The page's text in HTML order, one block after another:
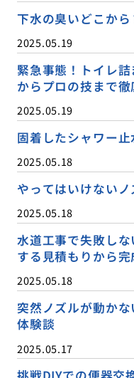
下水の臭いどこか
2025.05.19
緊急事態！トイレ
からプロの技まで
2025.05.19
固着したシャワー
2025.05.18
やってはいけない
2025.05.18
水道工事で失敗し
する見積もりから
2025.05.18
突然ノズルが動か
体験談
2025.05.17